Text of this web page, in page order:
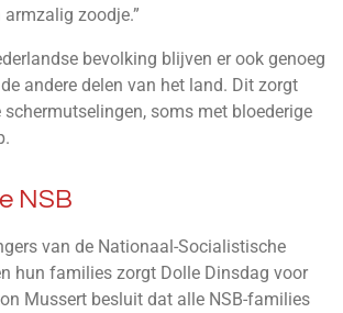
zoodje.”
bevolking blijven er ook genoeg
andere delen van het land. Dit zorgt
soms met bloederige
NSB
van de Nationaal-Socialistische
hun families zorgt Dolle Dinsdag voor
Mussert besluit dat alle NSB-families